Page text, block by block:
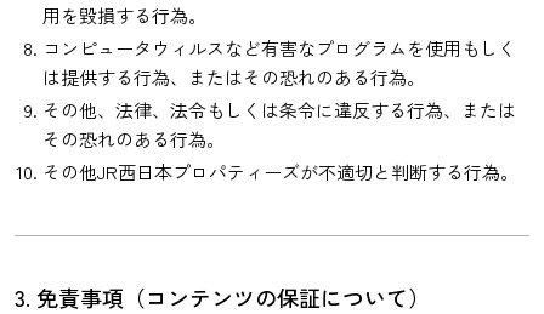
用を毀損する行為。
コンピュータウィルスなど有害なプログラムを使用もしく
は提供する行為、またはその恐れのある行為。
その他、法律、法令もしくは条令に違反する行為、または
その恐れのある行為。
その他JR西日本プロパティーズが不適切と判断する行為。
3. 免責事項（コンテンツの保証について）